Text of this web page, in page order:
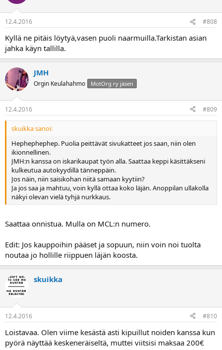
12.4.2016 #808
Kyllä ne pitäis löytyä,vasen puoli naarmuilla.Tarkistan asian
jahka käyn tallilla.
JMH
Orgin Keulahahmo MotOrg ry jäsen
12.4.2016 #809
skuikka sanoi:
Hephephephep. Puolia peittävät sivukatteet jos saan, niin olen
ikionnellinen.
JMH:n kanssa on iskarikaupat työn alla. Saattaa keppi käsittäkseni
kulkeutua autokyydillä tänneppäin.
Jos näin, niin saisikohan niitä samaan kyytiin?
Ja jos saa ja mahtuu, voin kyllä ottaa koko läjän. Anoppilan ullakolla
näkyi olevan vielä tyhjä nurkkaus.
Saattaa onnistua. Mulla on MCL:n numero.
Edit: Jos kauppoihin pääset ja sopuun, niin voin noi tuolta
noutaa jo hollille riippuen läjän koosta.
skuikka
12.4.2016 #810
Loistavaa. Olen viime kesästä asti kipuillut noiden kanssa kun
pyörä näyttää keskeneräiseltä, muttei viitsisi maksaa 200€